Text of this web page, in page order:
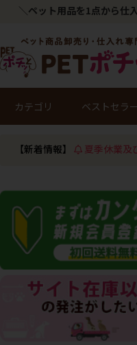
＼ペット用品を1点から仕
カテゴリ ベストセラー
【新着情報】 夏季休業及